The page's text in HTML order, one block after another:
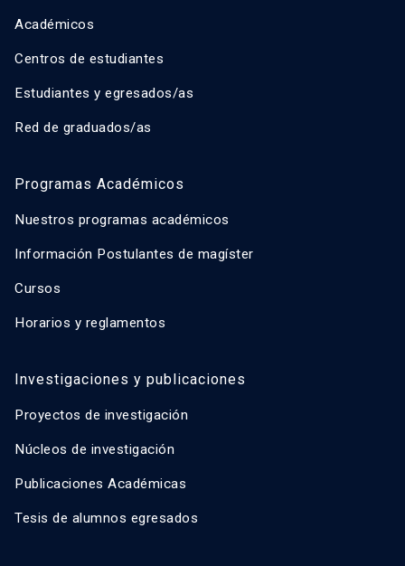
Académicos
Centros de estudiantes
Estudiantes y egresados/as
Red de graduados/as
Programas Académicos
Nuestros programas académicos
Información Postulantes de magíster
Cursos
Horarios y reglamentos
Investigaciones y publicaciones
Proyectos de investigación
Núcleos de investigación
Publicaciones Académicas
Tesis de alumnos egresados